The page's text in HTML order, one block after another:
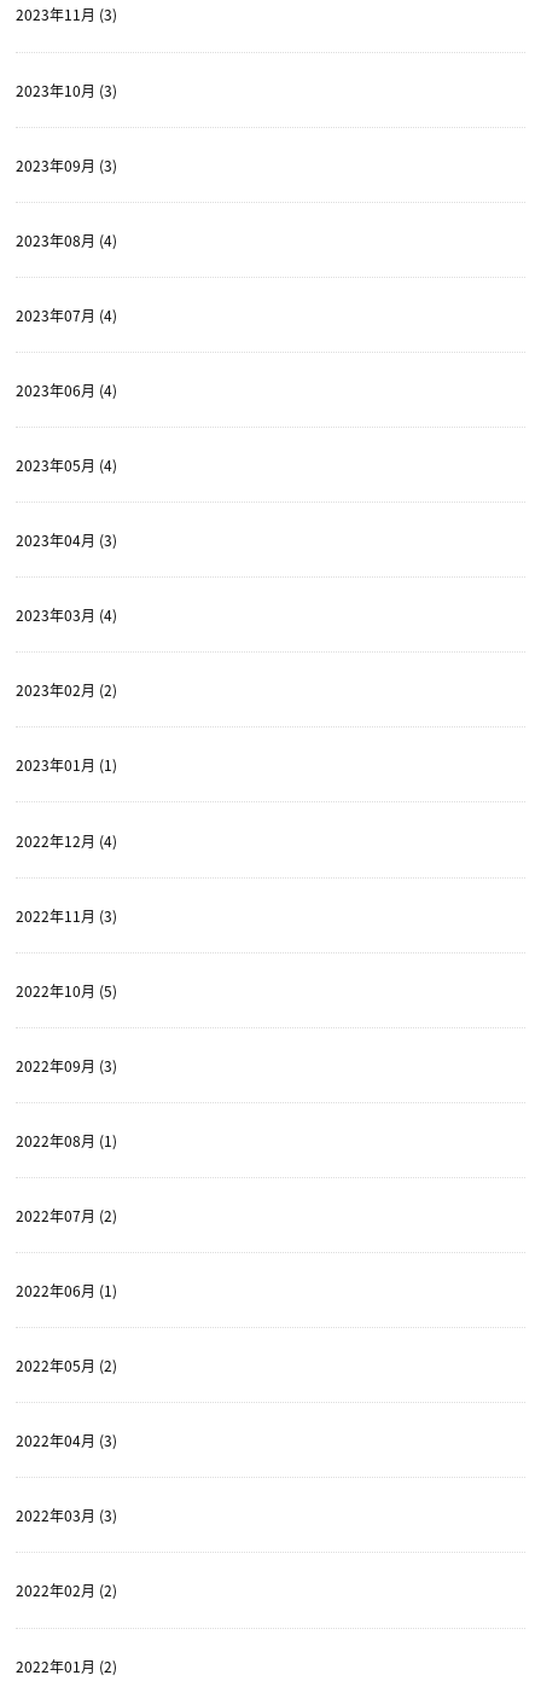
2023年11月 (3)
2023年10月 (3)
2023年09月 (3)
2023年08月 (4)
2023年07月 (4)
2023年06月 (4)
2023年05月 (4)
2023年04月 (3)
2023年03月 (4)
2023年02月 (2)
2023年01月 (1)
2022年12月 (4)
2022年11月 (3)
2022年10月 (5)
2022年09月 (3)
2022年08月 (1)
2022年07月 (2)
2022年06月 (1)
2022年05月 (2)
2022年04月 (3)
2022年03月 (3)
2022年02月 (2)
2022年01月 (2)